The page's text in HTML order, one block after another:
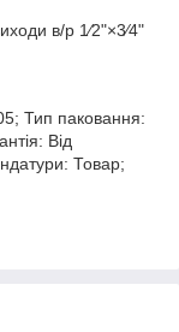
в/р 1⁄2"×3⁄4"
Тип паковання:
Від
Товар;